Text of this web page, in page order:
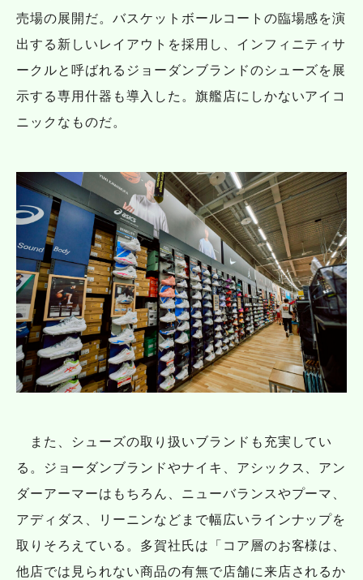
売場の展開だ。バスケットボールコートの臨場感を演
出する新しいレイアウトを採用し、インフィニティサ
ークルと呼ばれるジョーダンブランドのシューズを展
示する専用什器も導入した。旗艦店にしかないアイコ
ニックなものだ。
また、シューズの取り扱いブランドも充実してい
る。ジョーダンブランドやナイキ、アシックス、アン
ダーアーマーはもちろん、ニューバランスやプーマ、
アディダス、リーニンなどまで幅広いラインナップを
取りそろえている。多賀社氏は「コア層のお客様は、
他店では見られない商品の有無で店舗に来店されるか